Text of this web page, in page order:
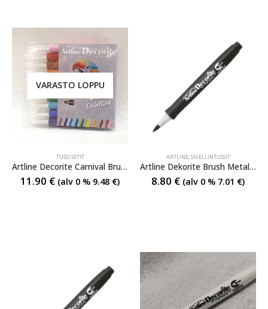
VARASTO LOPPU
TUSSI SETIT
Artline Decorite Carnival Brush 10 setti
11.90 € (alv 0 % 9.48 €)
ARTLINE,SIVELLINTUSSIT
Artline Dekorite Brush Metallics
8.80 € (alv 0 % 7.01 €)